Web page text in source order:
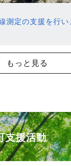
測定の支援を行い
もっと見る
支援活動